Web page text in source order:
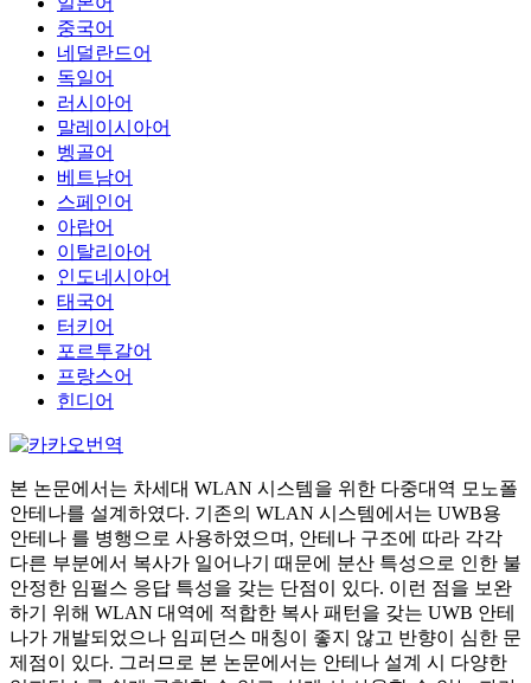
중국어
네덜란드어
독일어
러시아어
말레이시아어
벵골어
베트남어
스페인어
아랍어
이탈리아어
인도네시아어
태국어
터키어
포르투갈어
프랑스어
힌디어
본 논문에서는 차세대 WLAN 시스템을 위한 다중대역 모노폴
안테나를 설계하였다. 기존의 WLAN 시스템에서는 UWB용
안테나 를 병행으로 사용하였으며, 안테나 구조에 따라 각각
다른 부분에서 복사가 일어나기 때문에 분산 특성으로 인한 불
안정한 임펄스 응답 특성을 갖는 단점이 있다. 이런 점을 보완
하기 위해 WLAN 대역에 적합한 복사 패턴을 갖는 UWB 안테
나가 개발되었으나 임피던스 매칭이 좋지 않고 반향이 심한 문
제점이 있다. 그러므로 본 논문에서는 안테나 설계 시 다양한